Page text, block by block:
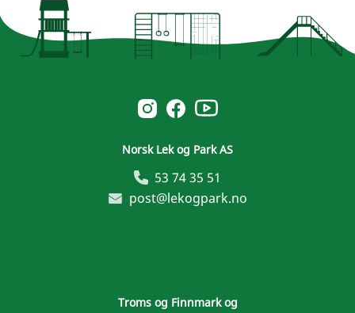
Norsk Leg & Park instagram
Norsk Leg & Park facebook
Norsk Leg & Park youtube
Norsk Lek og Park AS
53 74 35 51
post@lekogpark.no
Troms og Finnmark og